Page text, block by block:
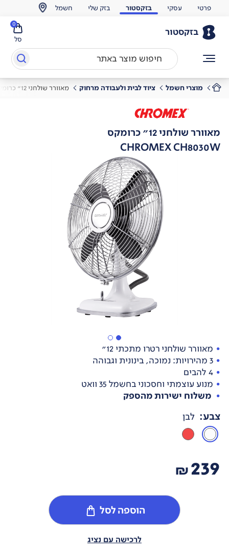
פרטי עסקי בזקסטור בזק שלי חשמל
בזקסטור
סל
0
מוצרי חשמל ציוד לבית ולעבודה מרחוק מאוורר שולחני 12" כרומקס
מאוורר שולחני 12" כרומקס
CHROMEX CH8030W
מאוורר שולחני רטרו מתכתי 12"
3 מהירויות: נמוכה, בינונית וגבוהה
4 להבים
מנוע עוצמתי וחסכוני בחשמל 35 וואט
משלוח ישירות מהספק
צבע: לבן
239
₪
הוספה לסל
לרכישה עם נציג